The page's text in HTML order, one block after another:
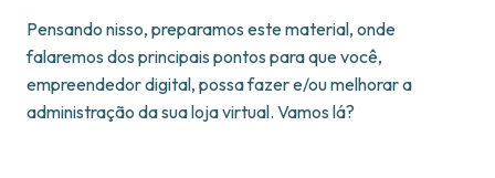
Pensando nisso, preparamos este material, onde
falaremos dos principais pontos para que você,
empreendedor digital, possa fazer e/ou melhorar a
administração da sua loja virtual. Vamos lá?